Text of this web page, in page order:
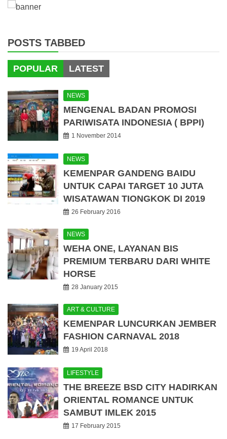
POSTS TABBED
POPULAR LATEST
NEWS
MENGENAL BADAN PROMOSI
PARIWISATA INDONESIA ( BPPI)
1 November 2014
NEWS
KEMENPAR GANDENG BAIDU
UNTUK CAPAI TARGET 10 JUTA
WISATAWAN TIONGKOK DI 2019
26 February 2016
NEWS
WEHA ONE, LAYANAN BIS
PREMIUM TERBARU DARI WHITE
HORSE
28 January 2015
ART & CULTURE
KEMENPAR LUNCURKAN JEMBER
FASHION CARNAVAL 2018
19 April 2018
LIFESTYLE
THE BREEZE BSD CITY HADIRKAN
ORIENTAL ROMANCE UNTUK
SAMBUT IMLEK 2015
17 February 2015